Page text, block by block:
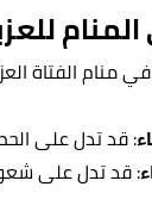
منام الفتاة
: قد تدل على
: قد تدل على